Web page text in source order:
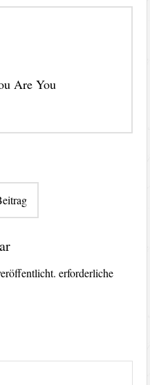
Are You
erforderliche